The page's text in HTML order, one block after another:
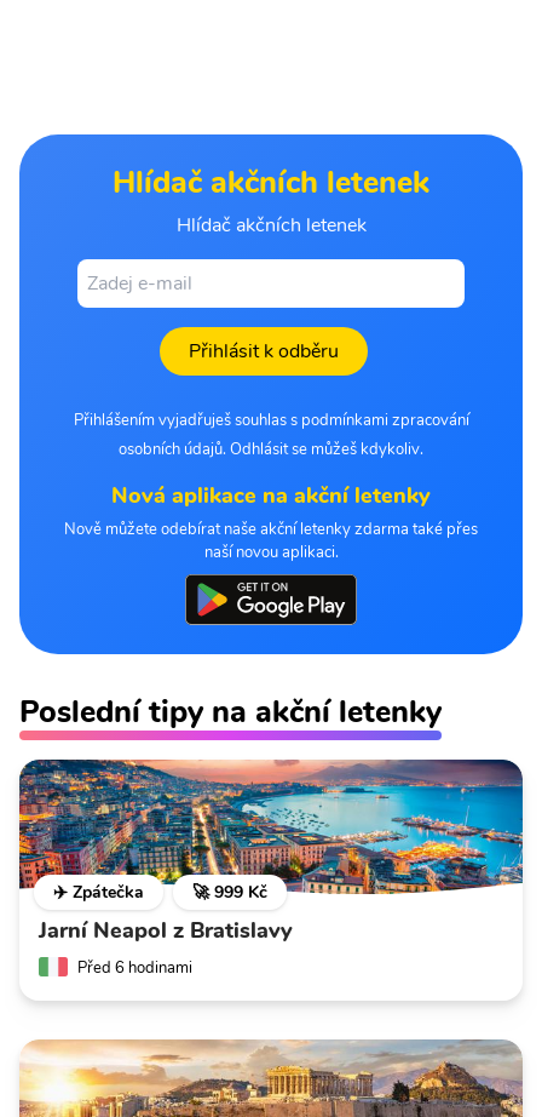
Hlídač akčních letenek
Hlídač akčních letenek
Přihlásit k odběru
Přihlášením vyjadřuješ souhlas s podmínkami zpracování
osobních údajů. Odhlásit se můžeš kdykoliv.
Nová aplikace na akční letenky
Nově můžete odebírat naše akční letenky zdarma také přes
naší novou aplikaci.
Poslední tipy na akční letenky
✈️ Zpátečka 🚀 999 Kč
Jarní Neapol z Bratislavy
Před 6 hodinami